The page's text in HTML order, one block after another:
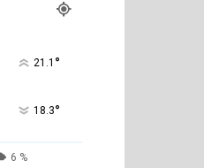
21.1 °
18.3°
6 %